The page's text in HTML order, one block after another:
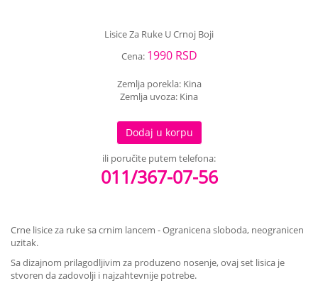
Lisice Za Ruke U Crnoj Boji
Cena: 1990 RSD
Zemlja porekla: Kina
Zemlja uvoza: Kina
Dodaj u korpu
ili poručite putem telefona:
011/367-07-56
Crne lisice za ruke sa crnim lancem - Ogranicena sloboda, neogranicen
uzitak.
Sa dizajnom prilagodljivim za produzeno nosenje, ovaj set lisica je
stvoren da zadovolji i najzahtevnije potrebe.